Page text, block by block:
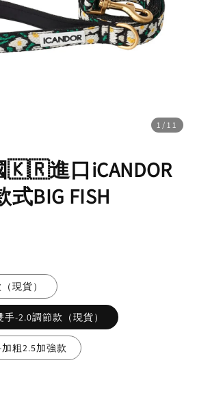
1 /11
🇰🇷進口iCANDOR
BIG FISH
現貨）
-2.0調節款（現貨）
粗2.5加強款